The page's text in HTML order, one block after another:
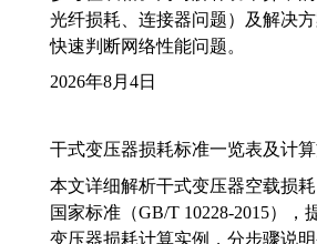
光纤损耗、连接器问题）及解决
快速判断网络性能问题。
2026年8月4日
干式变压器损耗标准一览表及计
本文详细解析干式变压器空载损
国家标准（GB/T 10228-2015），
变压器损耗计算实例，分步骤说